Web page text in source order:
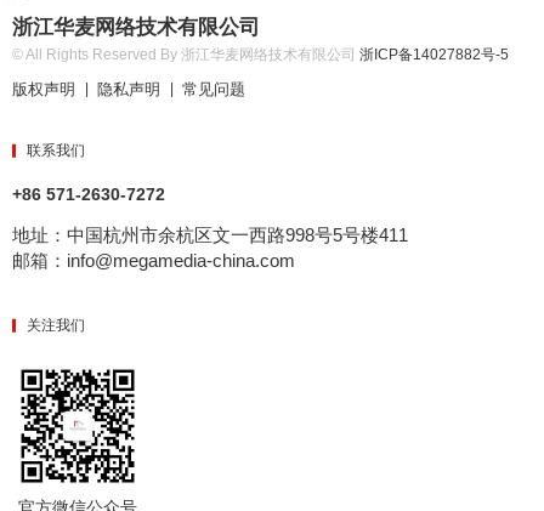
浙江华麦网络技术有限公司
© All Rights Reserved By 浙江华麦网络技术有限公司 浙ICP备14027882号-5
版权声明 隐私声明 常见问题
联系我们
+86 571-2630-7272
地址：中国杭州市余杭区文一西路998号5号楼411
邮箱：info@megamedia-china.com
关注我们
官方微信公众号